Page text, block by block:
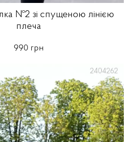
№2 зі спущеною лінією
плеча
990 грн